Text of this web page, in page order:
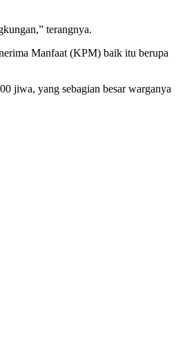
terangnya.
Manfaat (KPM) baik itu berupa
jiwa, yang sebagian besar warganya